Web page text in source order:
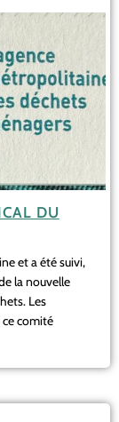
DU
et a été suivi,
la nouvelle
Les
ce comité